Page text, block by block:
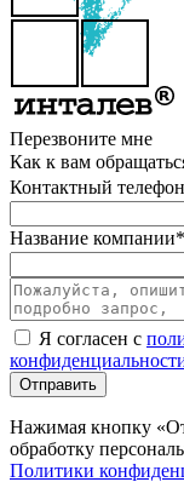
Перезвоните мне
Как к вам
Контактный
Название компании*
Я согласен с
Отправить
Нажимая кнопку
обработку
Политики